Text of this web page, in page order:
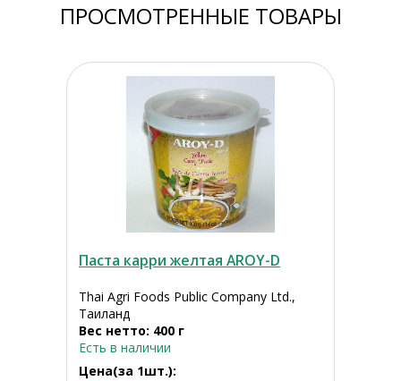
ПРОСМОТРЕННЫЕ ТОВАРЫ
Паста карри желтая AROY-D
Thai Agri Foods Public Company Ltd.,
Таиланд
Вес нетто: 400 г
Есть в наличии
Цена(за 1шт.):